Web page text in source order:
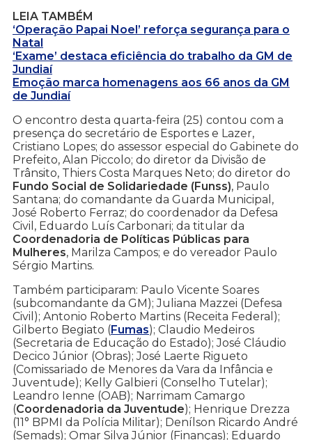
LEIA TAMBÉM
‘Operação Papai Noel’ reforça segurança para o
Natal
‘Exame’ destaca eficiência do trabalho da GM de
Jundiaí
Emoção marca homenagens aos 66 anos da GM
de Jundiaí
O encontro desta quarta-feira (25) contou com a
presença do secretário de Esportes e Lazer,
Cristiano Lopes; do assessor especial do Gabinete do
Prefeito, Alan Piccolo; do diretor da Divisão de
Trânsito, Thiers Costa Marques Neto; do diretor do
Fundo Social de Solidariedade (Funss), Paulo
Santana; do comandante da Guarda Municipal,
José Roberto Ferraz; do coordenador da Defesa
Civil, Eduardo Luís Carbonari; da titular da
Coordenadoria de Políticas Públicas para
Mulheres, Marilza Campos; e do vereador Paulo
Sérgio Martins.
Também participaram: Paulo Vicente Soares
(subcomandante da GM); Juliana Mazzei (Defesa
Civil); Antonio Roberto Martins (Receita Federal);
Gilberto Begiato (Fumas); Claudio Medeiros
(Secretaria de Educação do Estado); José Cláudio
Decico Júnior (Obras); José Laerte Rigueto
(Comissariado de Menores da Vara da Infância e
Juventude); Kelly Galbieri (Conselho Tutelar);
Leandro Ienne (OAB); Narrimam Camargo
(Coordenadoria da Juventude); Henrique Drezza
(11° BPMI da Polícia Militar); Denílson Ricardo André
(Semads); Omar Silva Júnior (Finanças); Eduardo